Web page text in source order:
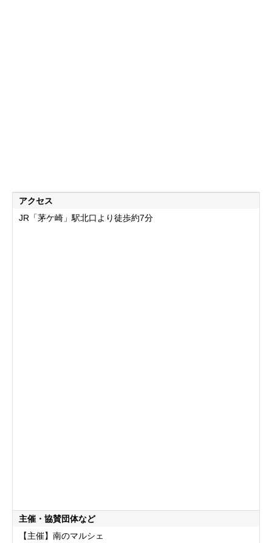
アクセス
JR「茅ケ崎」駅北口より徒歩約7分
主催・協賛団体など
【主催】南のマルシェ